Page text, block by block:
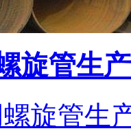
旋管生
旋管生